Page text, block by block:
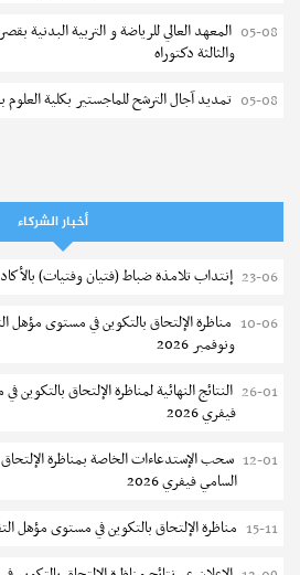
05-08 المعهد العالي للرياضة و التربية البدنية
والثالثة دكتوراه
05-08 تمديد آجال الترشح للماجستير بكلية العلوم بقابس
نتائج القبول الأولي لمناظرة إنتداب أساتذة
لقبول متكونين
كلية العلوم الإقتصادية والتصرف بصفاقس :
03-08 مناظرة الالتحاق بالتكوين في مستوى مؤهل
أخبار الشركاء
23-06 إنتداب تلامذة ضباط (فتيان وفتيات)
10-06 مناظرة الإلتحاق بالتكوين في مستوى مؤهل
ونوفمبر 2026
26-01 النتائج النهائية لمناظرة الإلتحاق
فيفري 2026
12-01 سحب الإستدعاءات الخاصة بمناظرة
السامي فيفري 2026
15-11 مناظرة الإلتحاق بالتكوين في مستوى مؤهل